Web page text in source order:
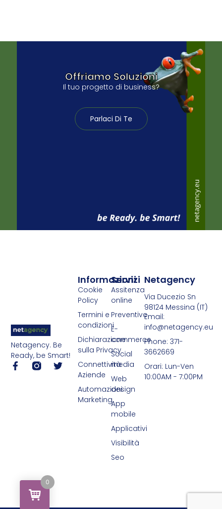
Offriamo Soluzioni
Il tuo progetto di business?
Parlaci Di Te
Netagency. Be
Ready, be Smart!
Servizi
Assitenza
online
Preventivo
E-
commerce
Social
media
Web
design
App
mobile
Applicativi
Visibilità
Seo
Informazioni
Cookie
Policy
Termini e
condizioni
Dichiarazione
sulla Privacy
Connettività
Aziende
Automazioni
Marketing
Netagency
Via Ducezio Sn
98124 Messina (IT)
Email:
info@netagency.eu
Phone: 371-
3662669
Orari: Lun-Ven
10:00AM - 7:00PM
0